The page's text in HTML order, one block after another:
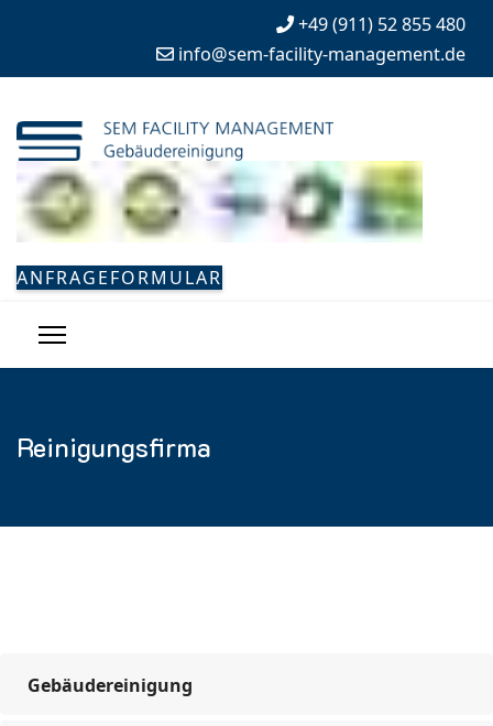
+49 (911) 52 855 480
info@sem-facility-management.de
ANFRAGEFORMULAR
Reinigungsfirma
Gebäudereinigung